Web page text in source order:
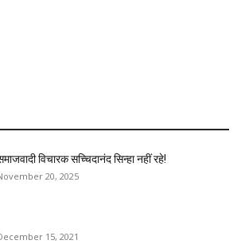
विचारक सच्चिदानंद सिन्हा नहीं रहे!
20, 2025
15, 2021